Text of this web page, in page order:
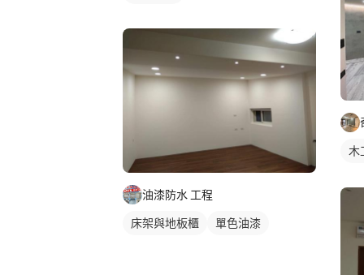
油漆防水 工程
床架與地板櫃 單色油漆
木